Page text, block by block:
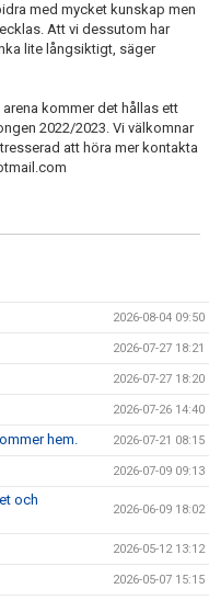
med mycket kunskap men
Att vi dessutom har
lite långsiktigt, säger
kommer det hållas ett
2022/2023. Vi välkomnar
att höra mer kontakta
2026-08-04 09:50
2026-07-27 18:21
2026-07-27 18:20
2026-07-26 14:40
hem. 2026-07-21 08:15
2026-07-09 09:13
och
2026-06-09 18:02
2026-05-12 13:12
2026-05-07 15:15